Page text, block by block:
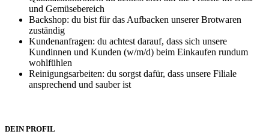
und Gemüsebereich
Backshop: du bist für das Aufbacken unserer Brotwaren
zuständig
Kundenanfragen: du achtest darauf, dass sich unsere
Kundinnen und Kunden (w/m/d) beim Einkaufen rundum
wohlfühlen
Reinigungsarbeiten: du sorgst dafür, dass unsere Filiale
ansprechend und sauber ist
DEIN PROFIL